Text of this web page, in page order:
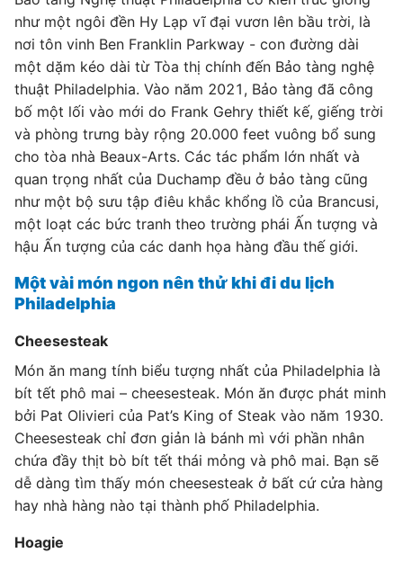
như một ngôi đền Hy Lạp vĩ đại vươn lên bầu trời, là
nơi tôn vinh Ben Franklin Parkway - con đường dài
một dặm kéo dài từ Tòa thị chính đến Bảo tàng nghệ
thuật Philadelphia. Vào năm 2021, Bảo tàng đã công
bố một lối vào mới do Frank Gehry thiết kế, giếng trời
và phòng trưng bày rộng 20.000 feet vuông bổ sung
cho tòa nhà Beaux-Arts. Các tác phẩm lớn nhất và
quan trọng nhất của Duchamp đều ở bảo tàng cũng
như một bộ sưu tập điêu khắc khổng lồ của Brancusi,
một loạt các bức tranh theo trường phái Ấn tượng và
hậu Ấn tượng của các danh họa hàng đầu thế giới.
Một vài món ngon nên thử khi đi du lịch
Philadelphia
Cheesesteak
Món ăn mang tính biểu tượng nhất của Philadelphia là
bít tết phô mai – cheesesteak. Món ăn được phát minh
bởi Pat Olivieri của Pat’s King of Steak vào năm 1930.
Cheesesteak chỉ đơn giản là bánh mì với phần nhân
chứa đầy thịt bò bít tết thái mỏng và phô mai. Bạn sẽ
dễ dàng tìm thấy món cheesesteak ở bất cứ cửa hàng
hay nhà hàng nào tại thành phố Philadelphia.
Hoagie